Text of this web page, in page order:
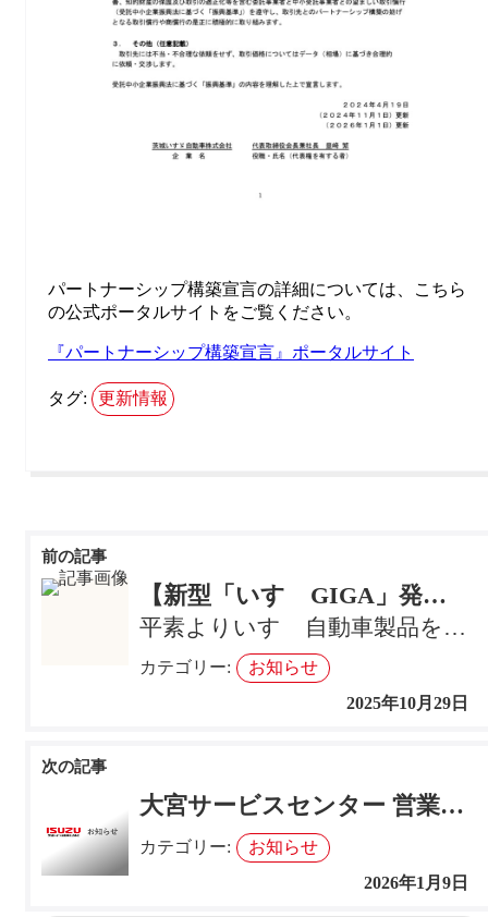
パートナーシップ構築宣言の詳細については、こちら
の公式ポータルサイトをご覧ください。
『パートナーシップ構築宣言』ポータルサイト
タグ: 更新情報
投
稿
シ
ン
【新型「いすゞGIGA」発売のお知らせ】
平素よりいすゞ自動車製品をご愛顧いただき、誠にありがとうございます。 このたび、茨城いすゞ自動車株式…
カテゴリー:
お知らせ
2025年10月29日
大宮サービスセンター 営業終了のお知らせ
カテゴリー:
お知らせ
2026年1月9日